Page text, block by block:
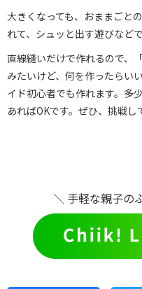
大きくなっても、おままごと
れて、シュッと出す遊びなど
直線縫いだけで作れるので、
みたいけど、何を作ったらい
イド初心者でも作れます。多
あればOKです。ぜひ、挑戦し
＼ 手軽な親子の